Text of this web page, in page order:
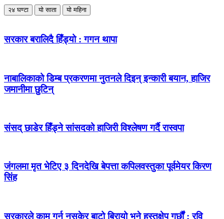
२४ घण्टा यो साता यो महिना
सरकार बरालिदै हिँड्यो : गगन थापा
नाबालिकाको डिम्ब प्रकरणमा नुतनले दिइन् इन्कारी बयान, हाजिर
जमानीमा छुटिन्
संसद् छाडेर हिँड्ने सांसदको हाजिरी विश्लेषण गर्दै रास्वपा
जंगलमा मृत भेटिए ३ दिनदेखि बेपत्ता कपिलवस्तुका पूर्वमेयर किरण
सिंह
सरकारले काम गर्न नसकेर बाटो बिरायो भने हस्तक्षेप गर्छौं : रवि